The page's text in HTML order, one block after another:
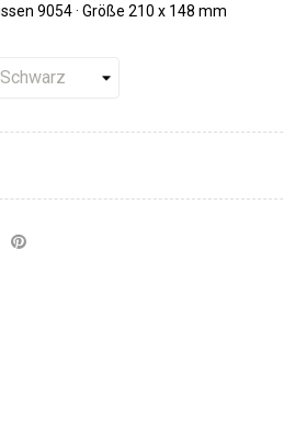
9054 · Größe 210 x 148 mm